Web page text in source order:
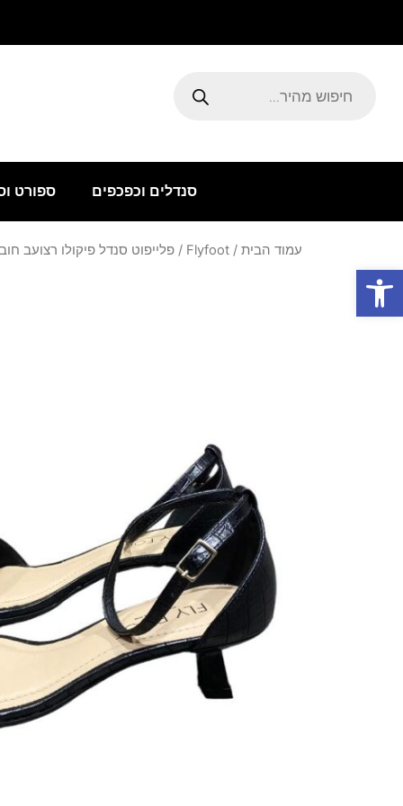
פתח סרגל נגישות
סנדלים וכפכפים ספורט
עמוד הבית /
Flyfoot / פלייפוט סנדל פיקולו רצועב